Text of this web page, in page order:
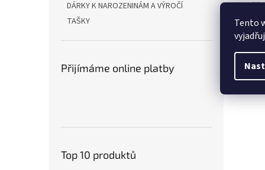
Tento
DÁRKY K NAROZENINÁM A VÝROČÍ
TAŠKY
Přijímáme online platby
Top 10 produktů
Bílý